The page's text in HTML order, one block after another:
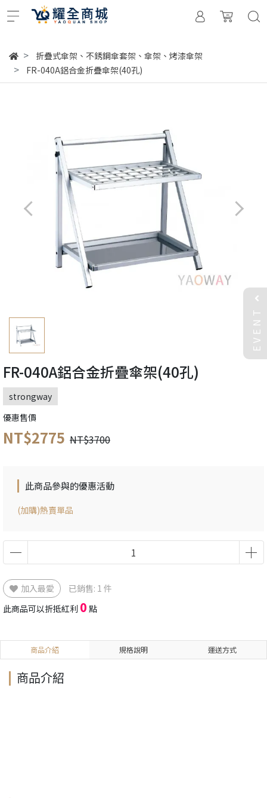
折疊式傘架、不銹鋼傘套架、傘架、烤漆傘架
FR-040A鋁合金折疊傘架(40孔)
FR-040A鋁合金折疊傘架(40孔)
strongway
優惠售價
NT$2775 NT$3700
此商品參與的優惠活動
(加購)熱賣單品
加入最愛
已銷售: 1 件
此商品可以折抵紅利 0 點
商品介紹 規格說明 運送方式
商品介紹
EVENT